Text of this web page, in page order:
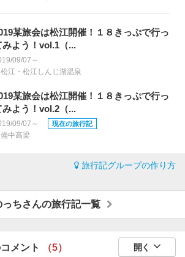
某旅会は松江開催！１８きっぷで行っ
みよう！vol.1（...
09/07～
松江・松江しんじ湖温泉
某旅会は松江開催！１８きっぷで行っ
みよう！vol.2（...
09/07～ 現在の旅行記
備中高梁
旅行記グループの作り方
っちさんの旅行記一覧
メント （5） 開く